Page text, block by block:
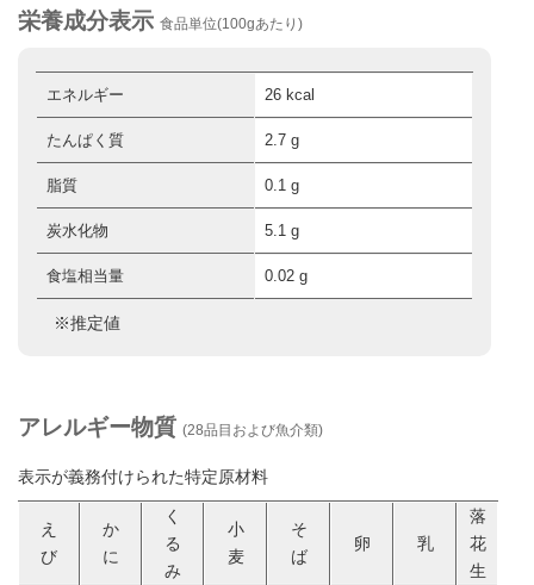
栄養成分表示 食品単位(100gあたり)
エネルギー 26 kcal
たんぱく質 2.7 g
脂質 0.1 g
炭水化物 5.1 g
食塩相当量 0.02 g
※推定値
アレルギー物質 (28品目および魚介類)
表示が義務付けられた特定原材料
え
び
か
に
く
る
み
小
麦
そ
ば
卵 乳
落
花
生